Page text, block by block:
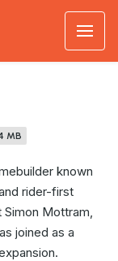
MB
known
rider-first
Simon Mottram,
joined as a